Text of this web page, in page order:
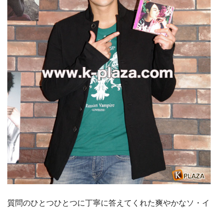
質問のひとつひとつに丁寧に答えてくれた爽やかなソ・イ